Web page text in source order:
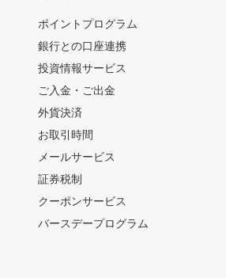
ポイントプログラム
銀行との口座連携
投資情報サービス
ご入金・ご出金
外貨決済
お取引時間
メールサービス
証券税制
クーポンサービス
バースデープログラム